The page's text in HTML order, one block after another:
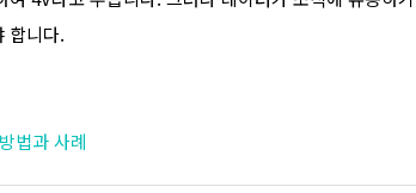
합니다.
법과 사례